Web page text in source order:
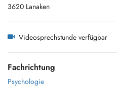
3620 Lanaken
Videosprechstunde verfügbar
Fachrichtung
Psychologie